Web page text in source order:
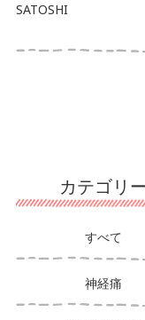
カテゴリ
すべて
神経痛
SATOSHI